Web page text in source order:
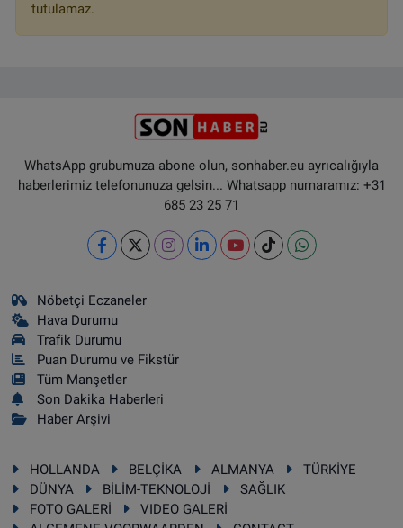
tutulamaz.
WhatsApp grubumuza abone olun, sonhaber.eu ayrıcalığıyla
haberlerimiz telefonunuza gelsin... Whatsapp numaramız: +31
685 23 25 71
Nöbetçi Eczaneler
Hava Durumu
Trafik Durumu
Puan Durumu ve Fikstür
Tüm Manşetler
Son Dakika Haberleri
Haber Arşivi
HOLLANDA BELÇİKA ALMANYA
TÜRKİYE
DÜNYA
BİLİM-TEKNOLOJİ
SAĞLIK
FOTO GALERİ
VIDEO GALERİ